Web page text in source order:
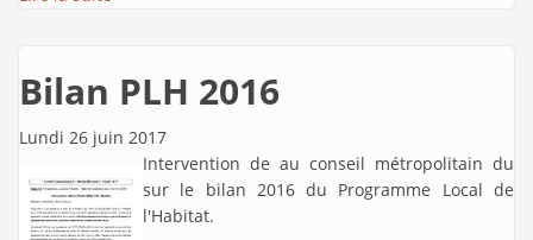
Bilan PLH 2016
Lundi 26 juin 2017
Intervention de au conseil métropolitain du
sur le bilan 2016 du Programme Local de
l'Habitat.